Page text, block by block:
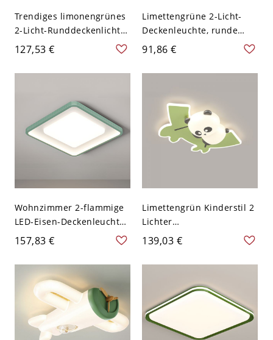
Trendiges limonengrünes
2-Licht-Runddeckenlicht
mit Acrylschirm und
stufenloser
Dimmsteuerung,
127,53 €
Limettengrüne 2-Licht-
Deckenleuchte, runde
Legierung,
Polymethylmethacrylat
(PMMA) Schirm, 110V-120V
91,86 €
Wohnzimmer 2-flammige
LED-Eisen-Deckenleuchte
mit Acrylschirm und
sichtbarer Montage -
Grün 110V-120V Quadrat
157,83 €
Limettengrün Kinderstil 2
Lichter
Deckenbeleuchtung, 110V-
120V, Gebogenes Rohr
139,03 €